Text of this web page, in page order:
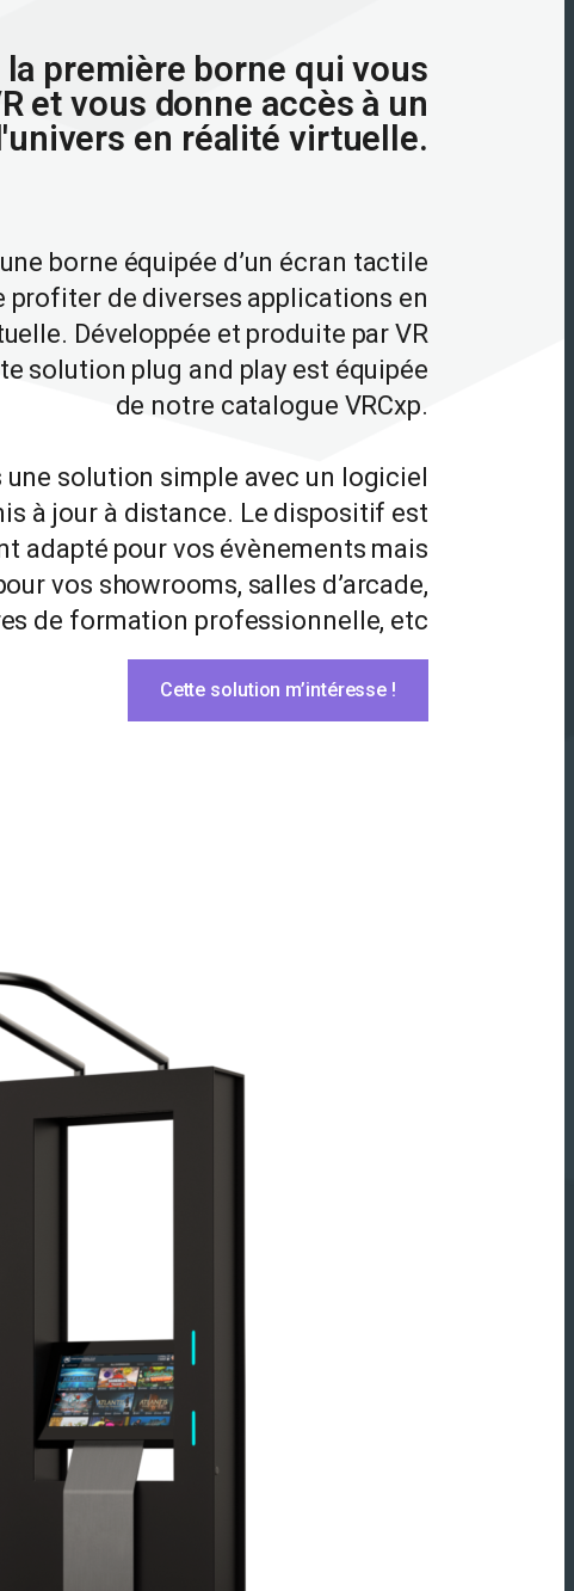
la première borne qui vous
et vous donne accès à un
en réalité virtuelle.
borne équipée d’un écran tactile
profiter de diverses applications en
Développée et produite par VR
solution plug and play est équipée
de notre catalogue VRCxp.
une solution simple avec un logiciel
à jour à distance. Le dispositif est
adapté pour vos évènements mais
vos showrooms, salles d’arcade,
de formation professionnelle, etc
Cette solution m’intéresse !